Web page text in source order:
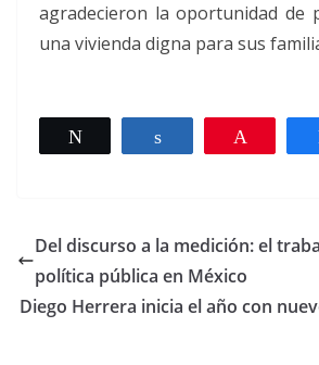
agradecieron la oportunidad de
una vivienda digna para sus
Compartir
Del discurso a la medición: el
política pública en México
Diego Herrera inicia el año con